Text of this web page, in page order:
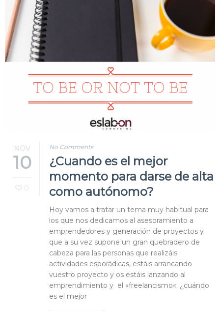
NOV
10
0
No Comments
¿Cuando es el mejor
momento para darse de alta
como autónomo?
Hoy vamos a tratar un tema muy habitual para
los que nos dedicamos al asesoramiento a
emprendedores y generación de proyectos y
que a su vez supone un gran quebradero de
cabeza para las personas que realizáis
actividades esporádicas, estáis arrancando
vuestro proyecto y os estáis lanzando al
emprendimiento y el «freelancismo«: ¿cuándo
es el mejor